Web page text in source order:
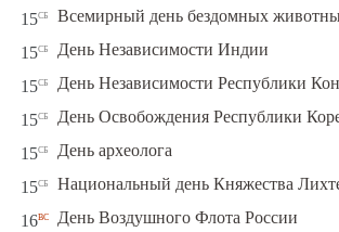
15сб Всемирный день бездомных
15сб День Независимости Индии
15сб День Независимости Республики
15сб День Освобождения Республики
15сб День археолога
15сб Национальный день Княжества
16вс День Воздушного Флота России